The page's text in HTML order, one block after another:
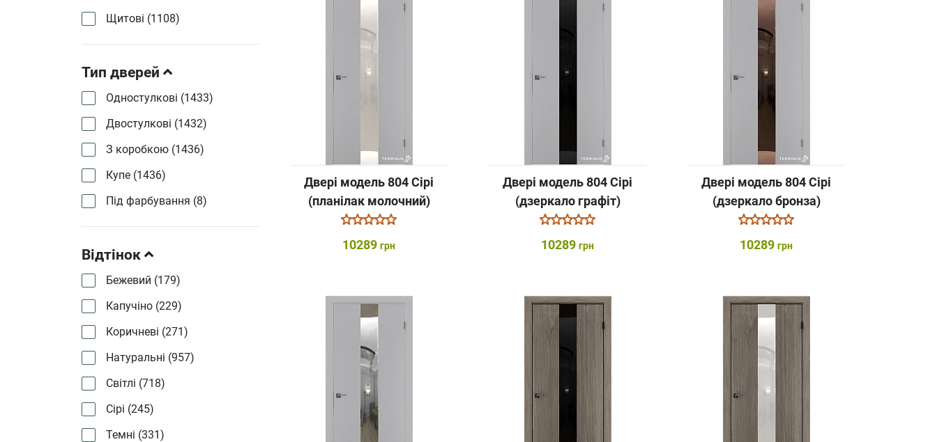
Щитові (1108)
Тип дверей
Одностулкові (1433)
Двостулкові (1432)
З коробкою (1436)
Купе (1436)
Під фарбування (8)
Відтінок
Бежевий (179)
Капучіно (229)
Коричневі (271)
Натуральні (957)
Світлі (718)
Сірі (245)
Темні (331)
Двері модель 804 Сірі
(планілак молочний)
10289грн
Двері модель 804 Сірі
(дзеркало графіт)
10289грн
Двері модель 804 Сірі
(дзеркало бронза)
10289грн